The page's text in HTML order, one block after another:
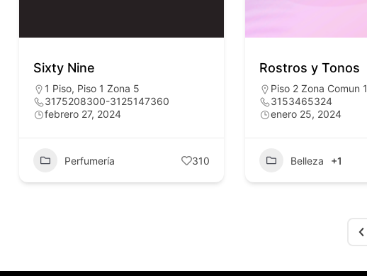
Sixty Nine
1 Piso, Piso 1 Zona 5
3175208300-3125147360
febrero 27, 2024
Perfumería 310
Rostros y Tonos
Piso 2 Zona Comun 1
3153465324
enero 25, 2024
Belleza +1